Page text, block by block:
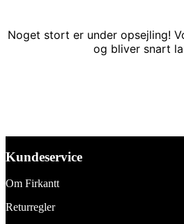
Noget stort er under opsejling!
og bliver snart
Kundeservice
Om Firkantt
Returregler